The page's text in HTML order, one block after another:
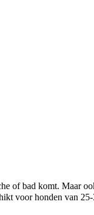
of bad komt. Maar
voor honden van